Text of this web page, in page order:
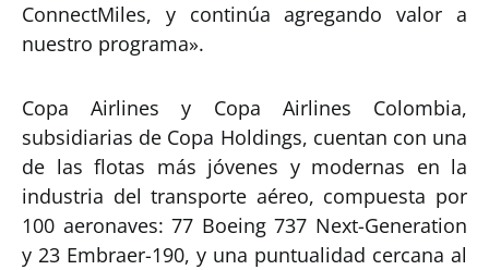
ConnectMiles, y continúa agregando valor a
nuestro programa».
Copa Airlines y Copa Airlines Colombia,
subsidiarias de Copa Holdings, cuentan con una
de las flotas más jóvenes y modernas en la
industria del transporte aéreo, compuesta por
100 aeronaves: 77 Boeing 737 Next-Generation
y 23 Embraer-190, y una puntualidad cercana al